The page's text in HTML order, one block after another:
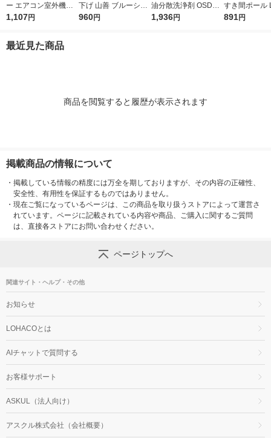
ー エアコン室外機用
遮熱シート3枚組 SV-7
1,107円
下げ 山善 ブルーシー
ト #3000 1.8×3.6 YB
960円
油分散洗浄剤 OSDー5
00W 1L DA14 1個 83
1,936円
すき間ポール
-14 1個
891円
最近見た商品
商品を閲覧すると履歴が表示されます
掲載商品の情報について
・ 掲載している情報の精度には万全を期しておりますが、その内容の正確性、
安全性、有用性を保証するものではありません。
・ 現在ご覧になっているページは、この商品を取り扱うストアによって運営さ
れています。ページに記載されている内容や商品、ご購入に関するご質問
は、直接各ストアにお問い合わせください。
ページトップへ
関連サイト・ヘルプ・その他
お知らせ
LOHACOとは
AIチャットで質問する
お客様サポート
ASKUL（法人向け）
アスクル株式会社（会社概要）